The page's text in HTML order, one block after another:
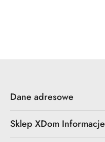
Dane adresowe
Sklep XDom Informacje